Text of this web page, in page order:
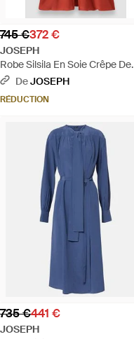
745 €372 €
JOSEPH
Robe Silsila En Soie Crêpe De
Chine - Rouge
DeJOSEPH
RÉDUCTION
735 €441 €
JOSEPH